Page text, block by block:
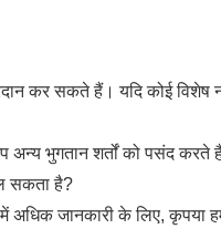
कर सकते हैं। यदि कोई
अन्य भुगतान शर्तों को पसंद
सकता है?
अधिक जानकारी के लिए, कृपया